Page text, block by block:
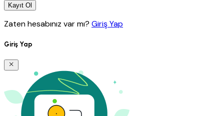
Kayıt Ol
Zaten hesabınız var mı? Giriş Yap
Giriş Yap